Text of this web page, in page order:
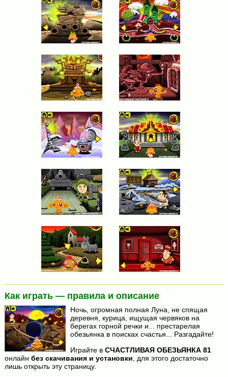
Как играть — правила и описание
Ночь, огромная полная Луна, не спящая
деревня, курица, ищущая червяков на
берегах горной речки и... престарелая
обезьянка в поисках счастья... Разгадайте!
Играйте в СЧАСТЛИВАЯ ОБЕЗЬЯНКА 81
онлайн без скачивания и установки , для этого достаточно
лишь открыть эту страницу.